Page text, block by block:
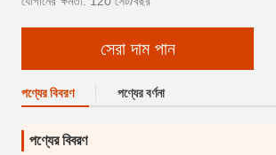
সেরা দাম পান
পণ্যের বিবরণ পণ্যের বর্ণনা
পণ্যের বিবরণ